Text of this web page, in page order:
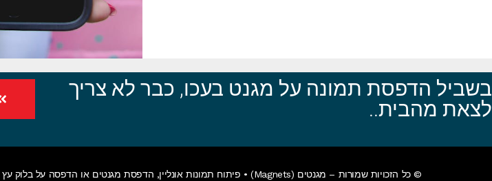
בשביל הדפסת תמונה על מגנט בעכו, כבר לא צריך
לצאת מהבית..
© כל הזכויות שמורות – מגנטים (Magnets) • פיתוח תמונות אונליין, הדפסת מגנטים או הדפסה על בלוק עץ